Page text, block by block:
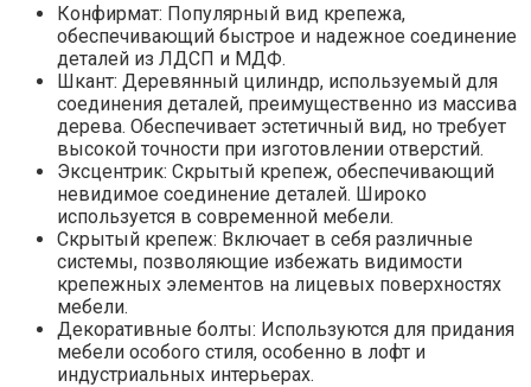
Конфирмат: Популярный вид крепежа,
обеспечивающий быстрое и надежное соединение
деталей из ЛДСП и МДФ.
Шкант: Деревянный цилиндр, используемый для
соединения деталей, преимущественно из массива
дерева. Обеспечивает эстетичный вид, но требует
высокой точности при изготовлении отверстий.
Эксцентрик: Скрытый крепеж, обеспечивающий
невидимое соединение деталей. Широко
используется в современной мебели.
Скрытый крепеж: Включает в себя различные
системы, позволяющие избежать видимости
крепежных элементов на лицевых поверхностях
мебели.
Декоративные болты: Используются для придания
мебели особого стиля, особенно в лофт и
индустриальных интерьерах.